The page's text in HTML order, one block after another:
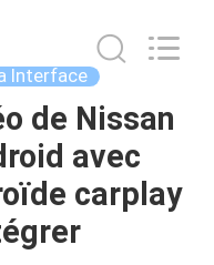
Interface
de Nissan
avec
carplay